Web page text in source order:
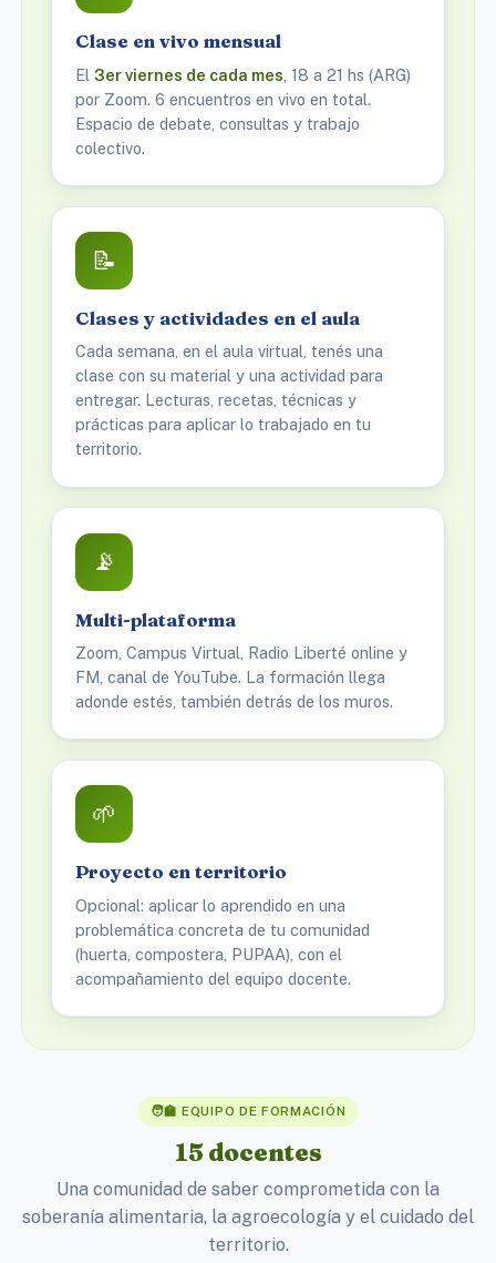
Clase en vivo mensual
El 3er viernes de cada mes , 18 a 21 hs (ARG)
por Zoom. 6 encuentros en vivo en total.
Espacio de debate, consultas y trabajo
colectivo.
📝
Clases y actividades en el aula
Cada semana, en el aula virtual, tenés una
clase con su material y una actividad para
entregar. Lecturas, recetas, técnicas y
prácticas para aplicar lo trabajado en tu
territorio.
📡
Multi-plataforma
Zoom, Campus Virtual, Radio Liberté online y
FM, canal de YouTube. La formación llega
adonde estés, también detrás de los muros.
🌱
Proyecto en territorio
Opcional: aplicar lo aprendido en una
problemática concreta de tu comunidad
(huerta, compostera, PUPAA), con el
acompañamiento del equipo docente.
🧑‍🏫 EQUIPO DE FORMACIÓN
15 docentes
Una comunidad de saber comprometida con la
soberanía alimentaria, la agroecología y el cuidado del
territorio.